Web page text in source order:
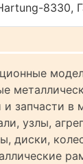
8330,
и запчасти в
узлы,
диски,